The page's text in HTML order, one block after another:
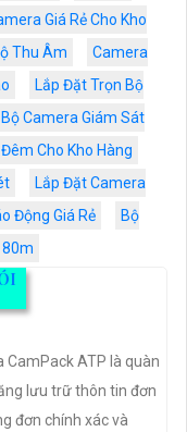
Giá Rẻ Cho Kho
Thu Âm
Camera
Lắp Đặt Trọn Bộ
Bộ Camera Giám Sát
Cho Kho Hàng
Lắp Đặt Camera
Động Giá Rẻ
Bộ
80m
CamPack ATP là quàn
lưu trữ thôn tin đơn
đơn chính xác và